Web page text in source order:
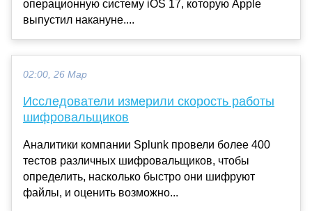
операционную систему iOS 17, которую Apple
выпустил накануне....
02:00, 26 Мар
Исследователи измерили скорость работы
шифровальщиков
Аналитики компании Splunk провели более 400
тестов различных шифровальщиков, чтобы
определить, насколько быстро они шифруют
файлы, и оценить возможно...